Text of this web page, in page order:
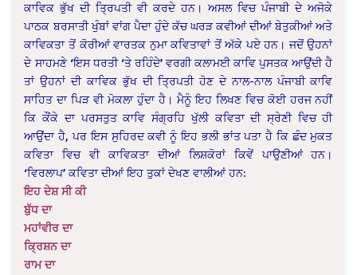
ਕਾਵਿਕ ਭੁੱਖ ਦੀ ਤ੍ਰਿਪਤੀ ਵੀ ਕਰਦੇ ਹਨ। ਅਸਲ ਵਿਚ ਪੰਜਾਬੀ ਦੇ ਅਜੋਕੇ
ਪਾਠਕ ਬਰਸਾਤੀ ਖੁੰਬਾਂ ਵਾਂਗ ਪੈਦਾ ਹੁੰਦੇ ਕੱਚ ਘਰੜ ਕਵੀਆਂ ਦੀਆਂ ਬੇਤੁਕੀਆਂ ਅਤੇ
ਕਾਵਿਕਤਾ ਤੋਂ ਕੋਰੀਆਂ ਵਾਰਤਕ ਨੁਮਾ ਕਵਿਤਾਵਾਂ ਤੋਂ ਅੱਕੇ ਪਏ ਹਨ। ਜਦੋਂ ਉਹਨਾਂ
ਦੇ ਸਾਹਮਣੇ ‘ਇਸ ਧਰਤੀ ‘ਤੇ ਰਹਿੰਦੇ’ ਵਰਗੀ ਕਲਾਮਈ ਕਾਵਿ ਪੁਸਤਕ ਆਉਂਦੀ ਹੈ
ਤਾਂ ਉਹਨਾਂ ਦੀ ਕਾਵਿਕ ਭੁੱਖ ਦੀ ਤ੍ਰਿਪਤੀ ਹੋਣ ਦੇ ਨਾਲ-ਨਾਲ ਪੰਜਾਬੀ ਕਾਵਿ
ਸਾਹਿਤ ਦਾ ਪਿੜ ਵੀ ਮੋਕਲਾ ਹੁੰਦਾ ਹੈ। ਮੈਨੂੰ ਇਹ ਲਿਖਣ ਵਿਚ ਕੋਈ ਹਰਜ ਨਹੀਂ
ਕਿ ਕੌਂਕੇ ਦਾ ਪਰਸਤੁਤ ਕਾਵਿ ਸੰਗ੍ਰਹਿ ਖੁੱਲੀ ਕਵਿਤਾ ਦੀ ਸ੍ਰੇਣੀ ਵਿਚ ਹੀ
ਆਉਂਦਾ ਹੈ, ਪਰ ਇਸ ਸੁਹਿਰਦ ਕਵੀ ਨੂੰ ਇਹ ਭਲੀ ਭਾਂਤ ਪਤਾ ਹੈ ਕਿ ਛੰਦ ਮੁਕਤ
ਕਵਿਤਾ ਵਿਚ ਵੀ ਕਾਵਿਕਤਾ ਦੀਆਂ ਲਿਸ਼ਕੋਰਾਂ ਕਿਵੇਂ ਪਾਉਣੀਆਂ ਹਨ।
‘ਵਿਰਲਾਪ’ ਕਵਿਤਾ ਦੀਆਂ ਇਹ ਤੁਕਾਂ ਦੇਖਣ ਵਾਲੀਆਂ ਹਨ:
ਇਹ ਦੇਸ਼ ਸੀ ਕੀ
ਬੁੱਧ ਦਾ
ਮਹਾਂਵੀਰ ਦਾ
ਕ੍ਰਿਸ਼ਨ ਦਾ
ਰਾਮ ਦਾ